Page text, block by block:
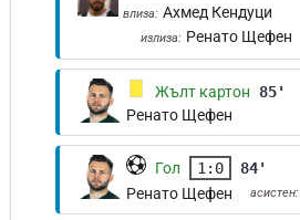
влиза: Ахмед Кендуци
излиза: Ренато Щефен
Жълт картон
85'
Ренато Щефен
Гол 1:0
84'
Ренато Щефен
асистен: